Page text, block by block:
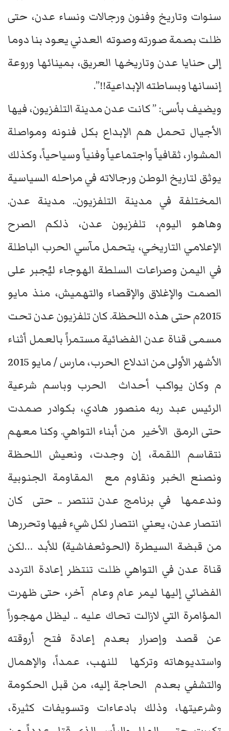
سنوات وتاريخ وفنون ورجالات ونساء عدن، حتى
ظلت بصمة صورته وصوته العدني يعود بنا دوما
إلى حنايا عدن وتاريخها العريق، بمينائها وروعة
إنسانها وبساطته الإبداعية!!”.
ويضيف بأسى: ” كانت عدن مدينة التلفزيون، فيها
الأجيال تحمل هم الإبداع بكل فنونه ومواصلة
المشوار، ثقافياً واجتماعياً وفنياً وسياحياً، وكذلك
يوثق لتاريخ الوطن ورجالاته في مراحله السياسية
المختلفة في مدينة التلفزيون.. مدينة عدن.
وهاهو اليوم، تلفزيون عدن، ذلكم الصرح
الإعلامي التاريخي، يتحمل مآسي الحرب الباطلة
في اليمن وصراعات السلطة الهوجاء ليُجبر على
الصمت والإغلاق والإقصاء والتهميش، منذ مايو
2015م حتى هذه اللحظة. كان تلفزيون عدن تحت
مسمى قناة عدن الفضائية مستمراً بالعمل أثناء
الأشهر الأولى من اندلاع الحرب، مارس / مايو 2015
م وكان يواكب أحداث الحرب وباسم شرعية
الرئيس عبد ربه منصور هادي، بكوادر صمدت
حتى الرمق الأخير من أبناء التواهي. وكنا معهم
نتقاسم اللقمة، إن وجدت، ونعيش اللحظة
ونصنع الخبر ونقاوم مع المقاومة الجنوبية
وندعمها في برنامج عدن تنتصر .. حتى كان
انتصار عدن، يعني انتصار لكل شيء فيها وتحررها
من قبضة السيطرة (الحوثعفاشية) للأبد …لكن
قناة عدن في التواهي ظلت تنتظر إعادة التردد
الفضائي إليها ليمر عام وعام آخر، حتى ظهرت
المؤامرة التي لازالت تحاك عليه .. ليظل مهجوراً
عن قصد وإصرار بعدم إعادة فتح أروقته
واستديوهاته وتركها للنهب، عمداً، والإهمال
والتشفي بعدم الحاجة إليه، من قبل الحكومة
وشرعيتها، وذلك بادعاءات وتسويفات كثيرة،